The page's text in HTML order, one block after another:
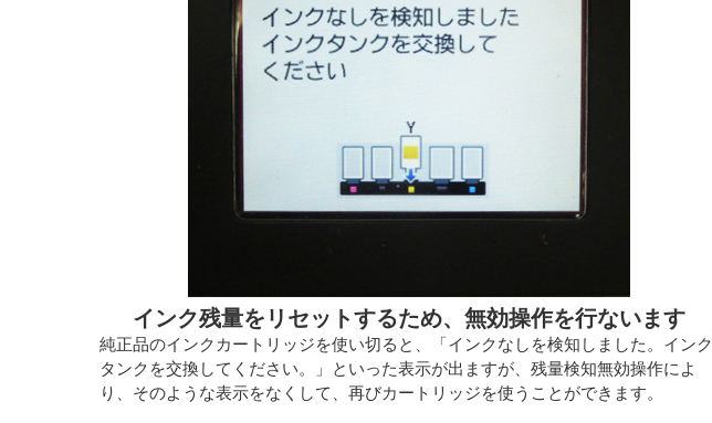
インク残量をリセットするため、無効操作を行ないます
純正品のインクカートリッジを使い切ると、「インクなしを検知しました。インク
タンクを交換してください。」といった表示が出ますが、残量検知無効操作によ
り、そのような表示をなくして、再びカートリッジを使うことができます。